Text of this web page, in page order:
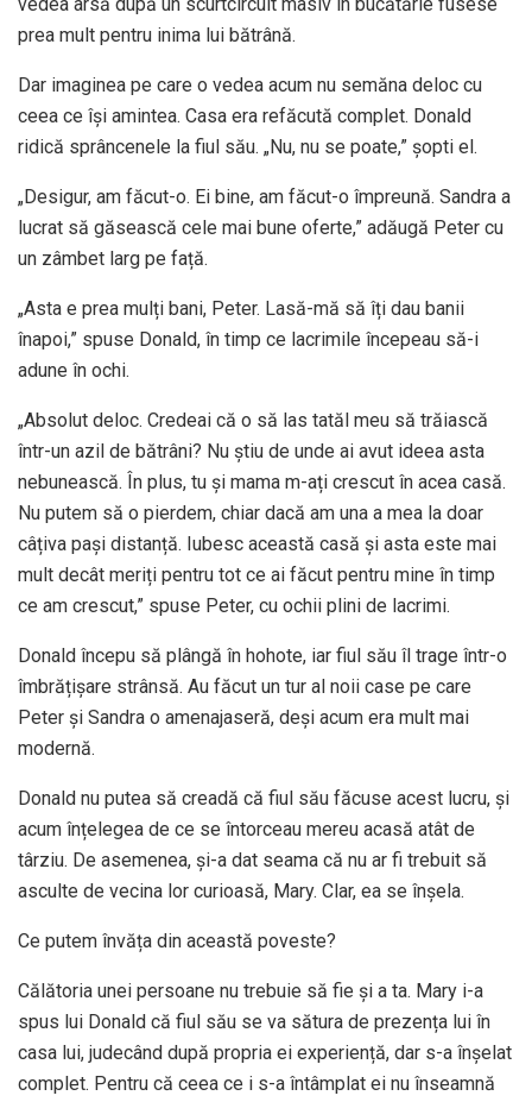
prea mult pentru inima lui bătrână.
Dar imaginea pe care o vedea acum nu semăna deloc cu
ceea ce își amintea. Casa era refăcută complet. Donald
ridică sprâncenele la fiul său. „Nu, nu se poate,” șopti el.
„Desigur, am făcut-o. Ei bine, am făcut-o împreună. Sandra a
lucrat să găsească cele mai bune oferte,” adăugă Peter cu
un zâmbet larg pe față.
„Asta e prea mulți bani, Peter. Lasă-mă să îți dau banii
înapoi,” spuse Donald, în timp ce lacrimile începeau să-i
adune în ochi.
„Absolut deloc. Credeai că o să las tatăl meu să trăiască
într-un azil de bătrâni? Nu știu de unde ai avut ideea asta
nebunească. În plus, tu și mama m-ați crescut în acea casă.
Nu putem să o pierdem, chiar dacă am una a mea la doar
câțiva pași distanță. Iubesc această casă și asta este mai
mult decât meriți pentru tot ce ai făcut pentru mine în timp
ce am crescut,” spuse Peter, cu ochii plini de lacrimi.
Donald începu să plângă în hohote, iar fiul său îl trage într-o
îmbrățișare strânsă. Au făcut un tur al noii case pe care
Peter și Sandra o amenajaseră, deși acum era mult mai
modernă.
Donald nu putea să creadă că fiul său făcuse acest lucru, și
acum înțelegea de ce se întorceau mereu acasă atât de
târziu. De asemenea, și-a dat seama că nu ar fi trebuit să
asculte de vecina lor curioasă, Mary. Clar, ea se înșela.
Ce putem învăța din această poveste?
Călătoria unei persoane nu trebuie să fie și a ta. Mary i-a
spus lui Donald că fiul său se va sătura de prezența lui în
casa lui, judecând după propria ei experiență, dar s-a înșelat
complet. Pentru că ceea ce i s-a întâmplat ei nu înseamnă